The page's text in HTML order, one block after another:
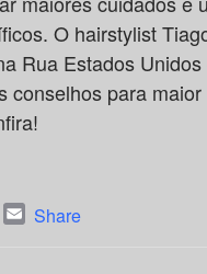
O hairstylist
Rua Estados
conselhos para maior
Email
Share